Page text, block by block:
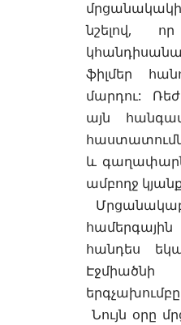
նշելով,
կհանդիսանա
ֆիլմեր
մարդու:
այն
հաստատումն
և
ամբողջ
հանդես
Նույն օրը